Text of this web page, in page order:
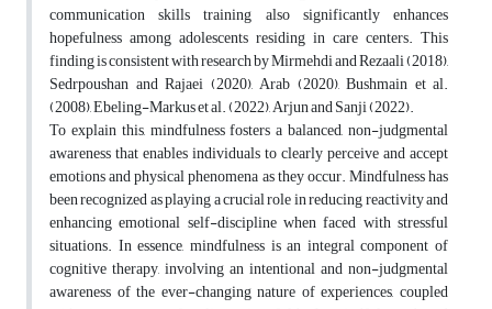
communication skills training also significantly enhances
hopefulness among adolescents residing in care centers. This
finding is consistent with research by Mirmehdi and Rezaali (2018),
Sedrpoushan and Rajaei (2020), Arab (2020), Bushmain et al.
(2008), Ebeling-Markus et al. (2022), Arjun and Sanji (2022).
To explain this, mindfulness fosters a balanced, non-judgmental
awareness that enables individuals to clearly perceive and accept
emotions and physical phenomena as they occur. Mindfulness has
been recognized as playing a crucial role in reducing reactivity and
enhancing emotional self-discipline when faced with stressful
situations. In essence, mindfulness is an integral component of
cognitive therapy, involving an intentional and non-judgmental
awareness of the ever-changing nature of experiences, coupled